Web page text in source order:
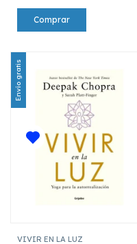
Envío gratis
VIVIR EN LA LUZ